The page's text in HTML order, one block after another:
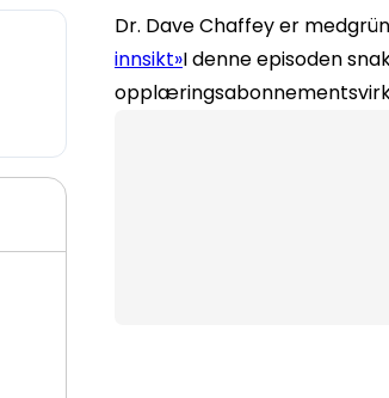
Dr. Dave Chaffey er
innsikt»I denne episoden